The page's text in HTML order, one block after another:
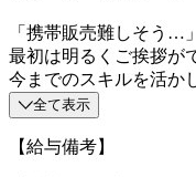
「携帯販売難しそう…
最初は明るくご挨拶が
今までのスキルを活か
全て表示
【給与備考】